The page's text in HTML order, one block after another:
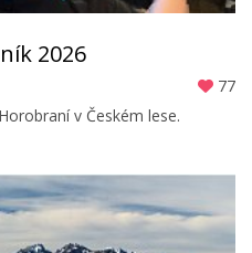
2026
77
v Českém lese.